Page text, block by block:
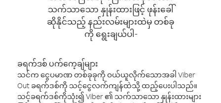
သက်သာသော နှုန်းထားဖြင့် ဖုန်းခေါ်
ဆိုနိုင်သည့် နည်းလမ်းများထဲမှ တစ်ခု
ကို ရွေးချယ်ပါ-
ခရက်ဒစ် ပက်ကေ့ချ်များ
သင်က ငွေပမာဏ တစ်ခုခုကို ဝယ်ယူလိုက်သောအခါ Viber
Out ခရက်ဒစ်ကို သင့်ငွေလက်ကျန်ထဲသို့ ထည့်ပေးပါသည်။
သင့်ခရက်ဒစ်ကိုသုံး၍ Viber ၏ သက်သာသော နှုန်းထားများ